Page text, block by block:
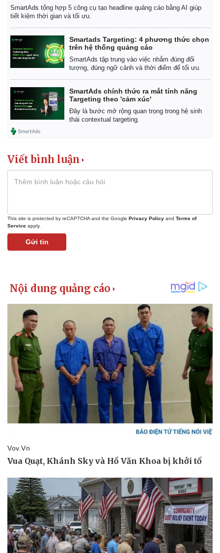
Kinh tế
Bất động sản
Khởi nghiệp
Tiêu dùng
Tỷ giá
Chứng khoán
Giá cà phê
SmartAds tổng hợp 5 công cụ tạo headline quảng cáo bằng AI giúp
tiết kiệm thời gian và tối ưu.
Smartads Targeting: 4 phương thức chọn
trên hệ thống quảng cáo
SmartAds tập trung vào việc nhắm đúng đối
tượng, đúng ngữ cảnh và thời điểm để tối ưu.
SmartAds chính thức ra mắt tính năng
Targeting theo 'cảm xúc'
Đây là bước mở rộng quan trọng trong hệ sinh
thái contextual targeting.
Viết bình luận
This site is protected by reCAPTCHA and the Google Privacy Policy and Terms of
Service apply.
Gửi tin